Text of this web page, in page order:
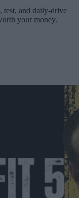
test, and daily-drive
your money.